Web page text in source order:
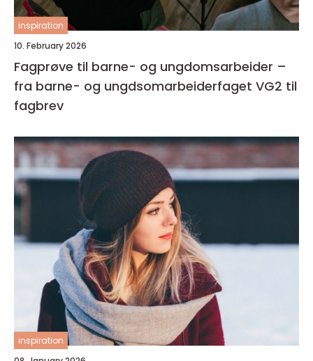
inspiration
10. February 2026
Fagprøve til barne- og ungdomsarbeider –
fra barne- og ungdsomarbeiderfaget VG2 til
fagbrev
inspiration